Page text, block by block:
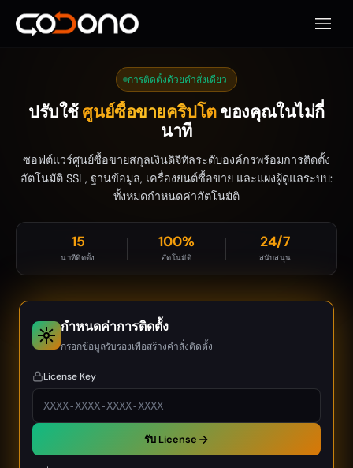
เปิดเ
การติดตั้งด้วยคำสั่งเดียว
ปรับใช้ศูนย์ซื้อขายคริปโตของคุณในไม่กี่
นาที
ซอฟต์แวร์ศูนย์ซื้อขายสกุลเงินดิจิทัลระดับองค์กรพร้อมการติดตั้ง
อัตโนมัติ SSL, ฐานข้อมูล, เครื่องยนต์ซื้อขาย และแผงผู้ดูแลระบบ:
ทั้งหมดกำหนดค่าอัตโนมัติ
15
นาทีติดตั้ง
100%
อัตโนมัติ
24/7
สนับสนุน
กำหนดค่าการติดตั้ง
กรอกข้อมูลรับรองเพื่อสร้างคำสั่งติดตั้ง
License Key
รับ License